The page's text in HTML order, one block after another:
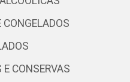
CONGELADOS
CONSERVAS